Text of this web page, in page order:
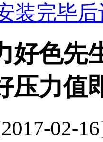
装完毕
好色先
压力值
02-